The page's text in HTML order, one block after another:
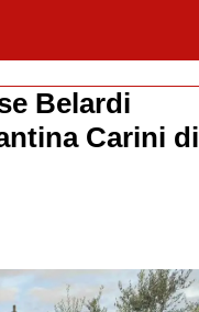
Belardi
Carini di